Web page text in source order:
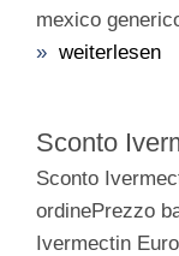
mexico
» weiterlesen
Sconto
Sconto
ordinePrezzo
Ivermectin